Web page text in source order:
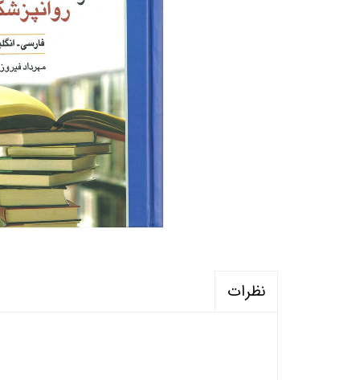
منابع آزمون استخدامی آموزگار ابتدایی
کتب
نظرات